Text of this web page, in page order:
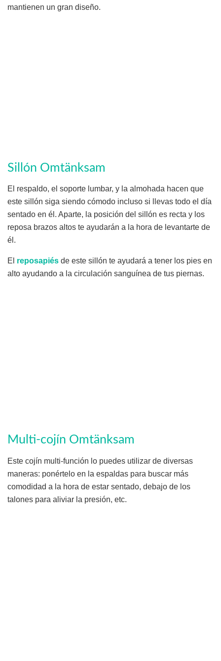
mantienen un gran diseño.
Sillón Omtänksam
El respaldo, el soporte lumbar, y la almohada hacen que
este sillón siga siendo cómodo incluso si llevas todo el día
sentado en él. Aparte, la posición del sillón es recta y los
reposa brazos altos te ayudarán a la hora de levantarte de
él.
El reposapiés de este sillón te ayudará a tener los pies en
alto ayudando a la circulación sanguínea de tus piernas.
Multi-cojín Omtänksam
Este cojín multi-función lo puedes utilizar de diversas
maneras: ponértelo en la espaldas para buscar más
comodidad a la hora de estar sentado, debajo de los
talones para aliviar la presión, etc.